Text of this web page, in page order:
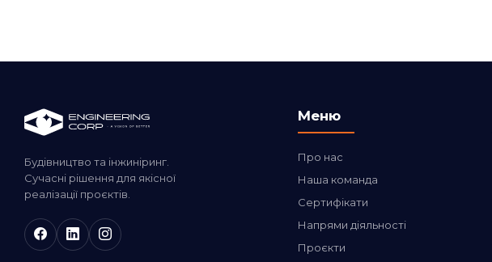
Будівництво та інжиніринг.
Сучасні рішення для якісної
реалізації проєктів.
Меню
Про нас
Наша команда
Сертифікати
Напрями діяльності
Проєкти